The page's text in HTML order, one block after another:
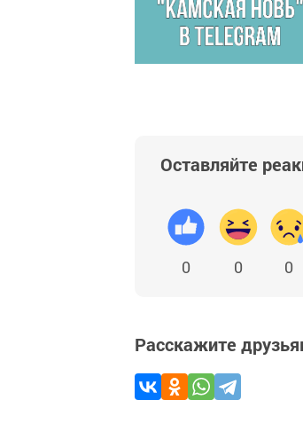
Оставляйте
0 0 0
Расскажите